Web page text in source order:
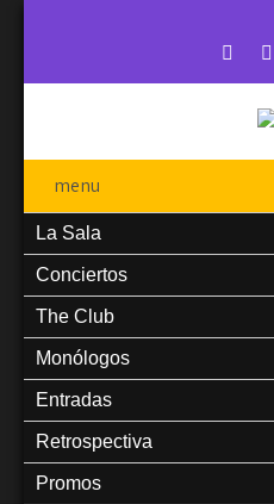
menu
La Sala
Conciertos
The Club
Monólogos
Entradas
Retrospectiva
Promos